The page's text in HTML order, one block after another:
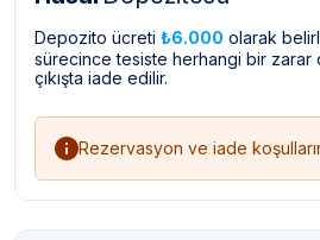
Depozito ücreti ₺6.000 olarak
sürecince tesiste herhangi bir zarar
çıkışta iade edilir.
Rezervasyon ve iade